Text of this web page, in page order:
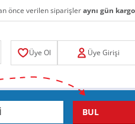
önce verilen siparişleraynı gün kargo
Üye Ol Üye Girişi
BUL